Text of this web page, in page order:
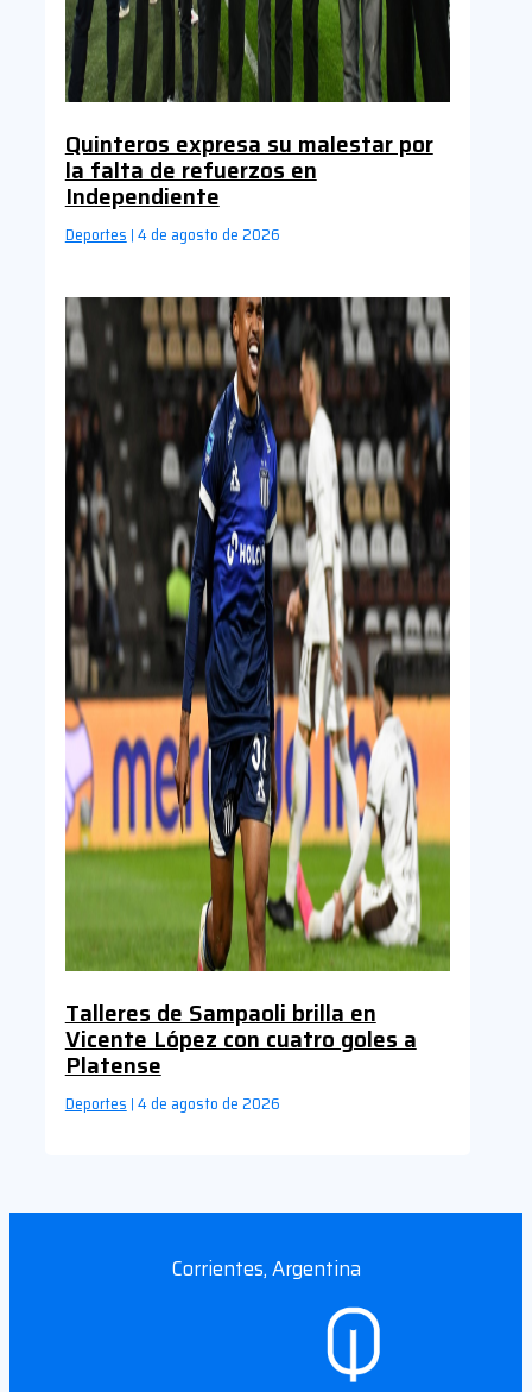
Quinteros expresa su malestar por
la falta de refuerzos en
Independiente
Deportes | 4 de agosto de 2026
Talleres de Sampaoli brilla en
Vicente López con cuatro goles a
Platense
Deportes | 4 de agosto de 2026
Corrientes, Argentina